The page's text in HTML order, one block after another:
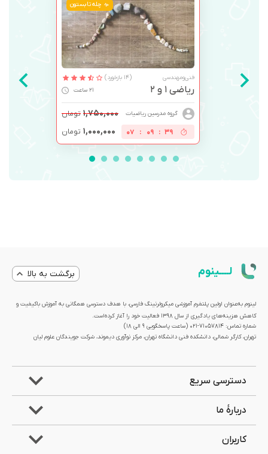
چله تابستون
فنی‌ومهندسی (14 بازخورد)
ریاضی 1 و 2 21 ساعت
گروه مدرسین ریاضیات ۱,۷۵۰,۰۰۰ تومان
39
:
09
:
07 ۱,۰۰۰,۰۰۰ تومان
لــــینوم برگشت به بالا
لینوم به‌عنوان اولین پلتفرم آموزشی میکرولرنینگ فارسی، با هدف دسترسی همگانی به آموزش باکیفیت و
کاهش هزینه‌های یادگیری از سال 1398 فعالیت خود را آغاز کرده‌است.
شماره تماس: 71057814-021 (ساعت پاسخگویی ۹ الی ۱۸)
تهران، کارگر شمالی، دانشکده فنی دانشگاه تهران، مرکز نوآوری دیموند، شرکت جویندگان علوم لیان
دسترسی سریع
دربارۀ ما
کاربران